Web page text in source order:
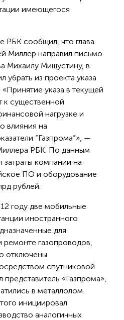
имеющегося
РБК сообщил, что глава
Миллер направил письмо
Михаилу Мишустину, в
убрать из проекта указа
указа в текущей
к существенной
нагрузке и
влияния на
“Газпрома”», —
РБК. По данным
затраты компании на
ПО и оборудование
рублей.
году две мобильные
иностранного
для
ремонте газопроводов,
отключены
спутниковой
представитель «Газпрома»,
в металлолом.
инициировал
аналогичных